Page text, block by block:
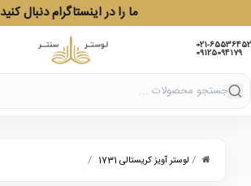
ما را در اینستاگرام دنبال کنید
021-65536452
09125094179
/ لوستر آویز کریستالی 1731 /